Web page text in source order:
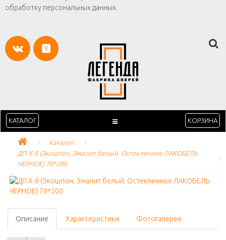
обработку персональных данных.
КАТАЛОГ КОРЗИНА
Каталог
ДП Х-8 (Экошпон, Эмалит белый, Остекленное ЛАКОБЕЛЬ
ЧЕРНОЕ) 70*200
Описание Характеристики Фотогалерея